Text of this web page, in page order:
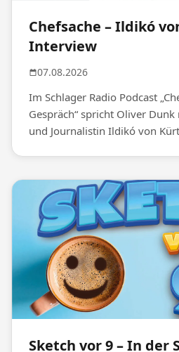
Chefsache – Ildikó
Interview
07.08.2026
Im Schlager Radio Podcast
Gespräch“ spricht Oliver
und Journalistin Ildikó von
Sketch vor 9 – In der